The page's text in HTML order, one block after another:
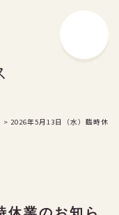
> 2026年5月13日（水）臨時休